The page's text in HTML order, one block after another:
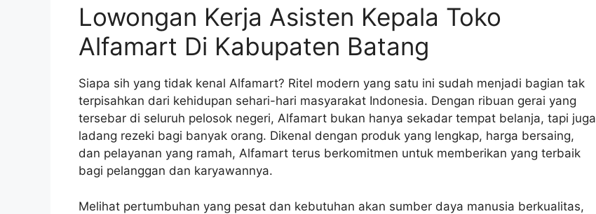
Lowongan Kerja Asisten Kepala Toko
Alfamart Di Kabupaten Batang
Siapa sih yang tidak kenal Alfamart? Ritel modern yang satu ini sudah menjadi bagian tak
terpisahkan dari kehidupan sehari-hari masyarakat Indonesia. Dengan ribuan gerai yang
tersebar di seluruh pelosok negeri, Alfamart bukan hanya sekadar tempat belanja, tapi juga
ladang rezeki bagi banyak orang. Dikenal dengan produk yang lengkap, harga bersaing,
dan pelayanan yang ramah, Alfamart terus berkomitmen untuk memberikan yang terbaik
bagi pelanggan dan karyawannya.
Melihat pertumbuhan yang pesat dan kebutuhan akan sumber daya manusia berkualitas,